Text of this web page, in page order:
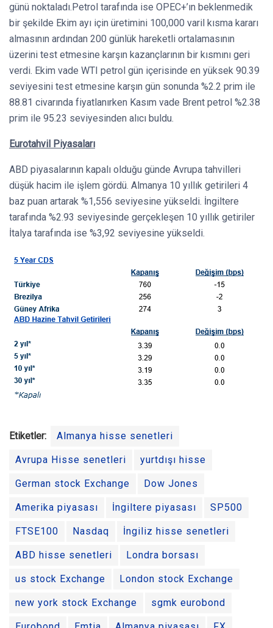
günü noktaladı.Petrol tarafında ise OPEC+’ın beklenmedik
bir şekilde Ekim ayı için üretimini 100,000 varil kısma kararı
almasının ardından 200 günlük hareketli ortalamasının
üzerini test etmesine karşın kazançlarının bir kısmını geri
verdi. Ekim vade WTI petrol gün içerisinde en yüksek 90.39
seviyesini test etmesine karşın gün sonunda %2.2 prim ile
88.81 civarında fiyatlanırken Kasım vade Brent petrol %2.38
prim ile 95.23 seviyesinden alıcı buldu.
Eurotahvil Piyasaları
ABD piyasalarının kapalı olduğu günde Avrupa tahvilleri
düşük hacim ile işlem gördü. Almanya 10 yıllık getirileri 4
baz puan artarak %1,556 seviyesine yükseldi. İngiltere
tarafında %2.93 seviyesinde gerçekleşen 10 yıllık getiriler
İtalya tarafında ise %3,92 seviyesine yükseldi.
Etiketler: Almanya hisse senetleri
Avrupa Hisse senetleri yurtdışı hisse
German stock Exchange Dow Jones
Amerika piyasası İngiltere piyasası SP500
FTSE100 Nasdaq İngiliz hisse senetleri
ABD hisse senetleri Londra borsası
us stock Exchange London stock Exchange
new york stock Exchange sgmk eurobond